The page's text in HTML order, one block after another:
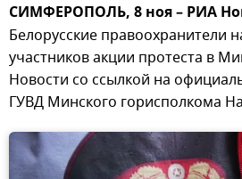
СИМФЕРОПОЛЬ, 8 ноя – РИА
Белорусские правоохранители
участников акции протеста в
Новости со ссылкой на
ГУВД Минского горисполкома